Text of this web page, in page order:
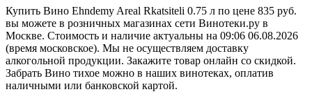
Купить Вино Ehndemy Areal Rkatsiteli 0.75 л по цене 835 руб.
вы можете в розничных магазинах сети Винотеки.ру в
Москве. Стоимость и наличие актуальны на 09:06 06.08.2026
(время московское). Мы не осуществляем доставку
алкогольной продукции. Закажите товар онлайн со скидкой.
Забрать Вино тихое можно в наших винотеках, оплатив
наличными или банковской картой.